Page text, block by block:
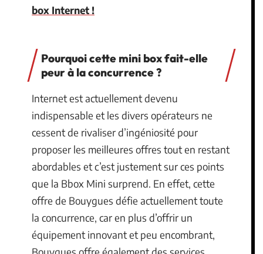
box Internet !
Pourquoi cette mini box fait-elle
peur à la concurrence ?
Internet est actuellement devenu
indispensable et les divers opérateurs ne
cessent de rivaliser d’ingéniosité pour
proposer les meilleures offres tout en restant
abordables et c’est justement sur ces points
que la Bbox Mini surprend. En effet, cette
offre de Bouygues défie actuellement toute
la concurrence, car en plus d’offrir un
équipement innovant et peu encombrant,
Bouygues offre également des services